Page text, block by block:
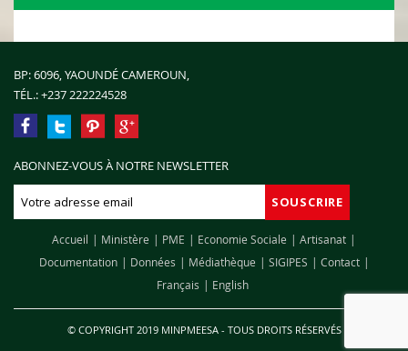
BP: 6096, YAOUNDÉ CAMEROUN,
TÉL.:+237 222224528
ABONNEZ-VOUS À NOTRE NEWSLETTER
Accueil Ministère PME Economie Sociale
Artisanat
Documentation
Données Médiathèque SIGIPES
Contact
Français
English
© COPYRIGHT 2019 MINPMEESA - TOUS DROITS RÉSERVÉS